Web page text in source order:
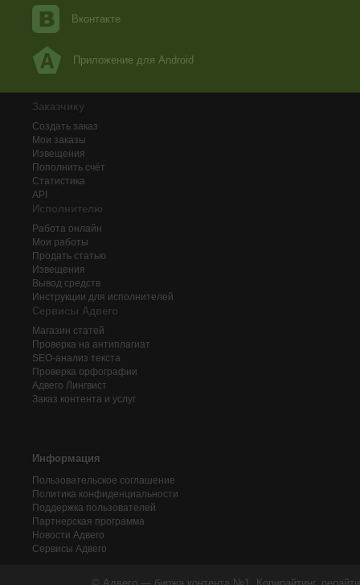
Вконтакте
Приложение для Android
Заказчику
Создать заказ
Мои заказы
Извещения
Пополнить счёт
Статистика
API
Исполнителю
Работа онлайн
Мои работы
Продать статью
Извещения
Вывод средств
Инструкции для исполнителей
Сервисы Адвего
Магазин статей
Проверка на антиплагиат
SEO-анализ текста
Проверка орфографии
Адвего Лингвист
Заказ контента и услуг
Информация
Пользовательское соглашение
Политика конфиденциальности
Поддержка пользователей
Партнерская программа
Новости Адвего
Сервисы Адвего